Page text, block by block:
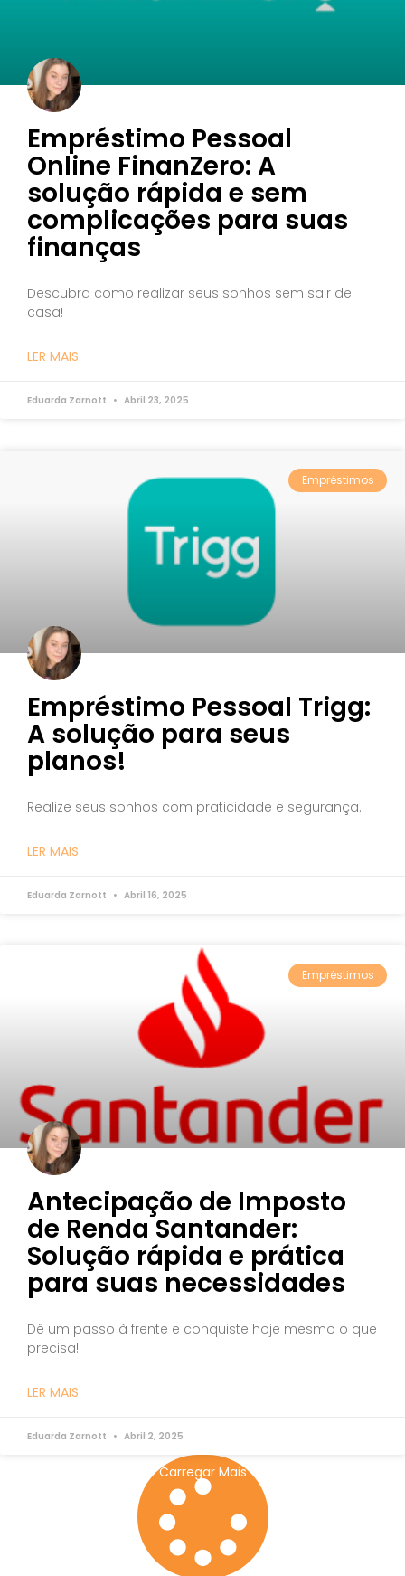
Empréstimo Pessoal
Online FinanZero: A
solução rápida e sem
complicações para suas
finanças
Descubra como realizar seus sonhos sem sair de
casa!
LER MAIS
Eduarda Zarnott Abril 23, 2025
Empréstimos
Empréstimo Pessoal Trigg:
A solução para seus
planos!
Realize seus sonhos com praticidade e segurança.
LER MAIS
Eduarda Zarnott Abril 16, 2025
Empréstimos
Antecipação de Imposto
de Renda Santander:
Solução rápida e prática
para suas necessidades
Dê um passo à frente e conquiste hoje mesmo o que
precisa!
LER MAIS
Eduarda Zarnott Abril 2, 2025
Carregar Mais